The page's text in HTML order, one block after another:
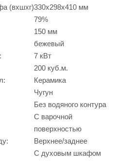
(вхшхг)330x298x410 мм
79%
150 мм
бежевый
7 кВт
200 куб.м.
Керамика
Чугун
Без водяного контура
С варочной
поверхностью
Верхнее/заднее
С духовым шкафом